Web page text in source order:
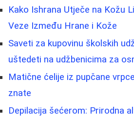
Kako Ishrana Utječe na Kožu
Veze Između Hrane i Kože
Saveti za kupovinu školskih
uštedeti na udžbenicima za
Matične ćelije iz pupčane
znate
Depilacija šećerom: Prirodna